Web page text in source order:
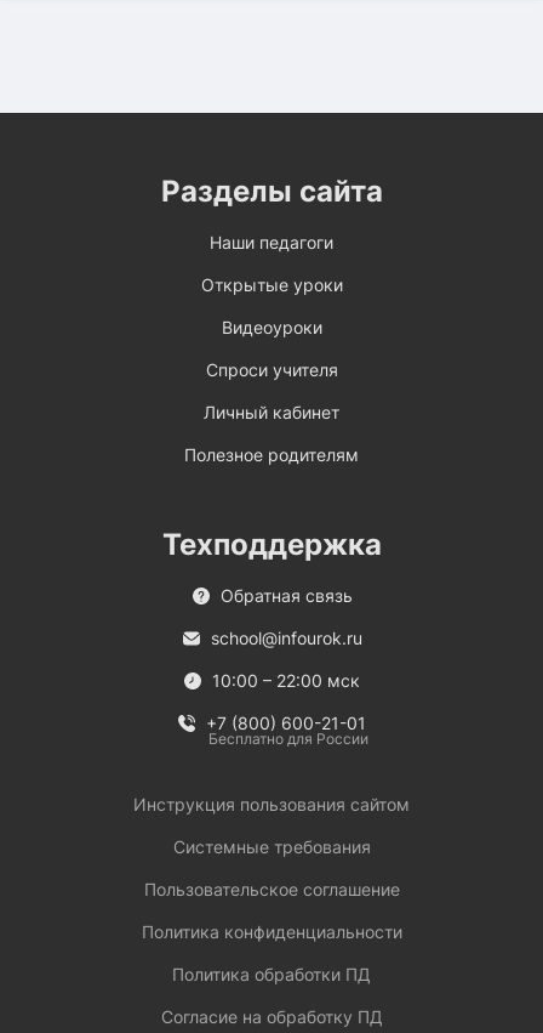
Разделы сайта
Наши педагоги
Открытые уроки
Видеоуроки
Спроси учителя
Личный кабинет
Полезное родителям
Техподдержка
Обратная связь
school@infourok.ru
10:00 – 22:00 мск
+7 (800) 600-21-01
Бесплатно для России
Инструкция пользования сайтом
Системные требования
Пользовательское соглашение
Политика конфиденциальности
Политика обработки ПД
Согласие на обработку ПД